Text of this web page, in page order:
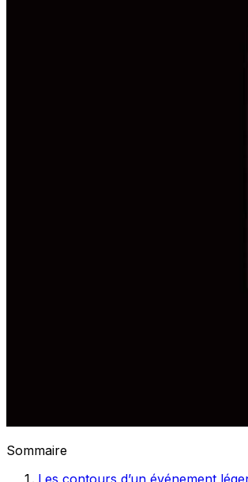
Sommaire
Les contours d’un événement